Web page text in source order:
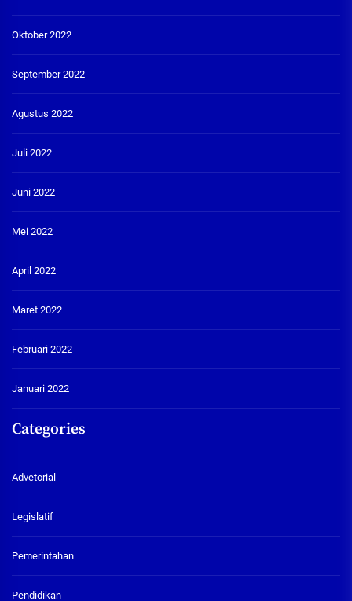
Oktober 2022
September 2022
Agustus 2022
Juli 2022
Juni 2022
Mei 2022
April 2022
Maret 2022
Februari 2022
Januari 2022
Categories
Advetorial
Legislatif
Pemerintahan
Pendidikan